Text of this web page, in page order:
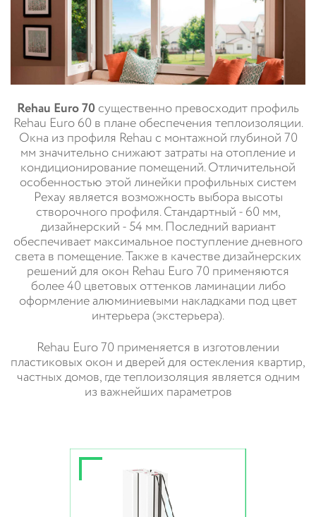
Rehau Euro 70существенно превосходит профиль
Rehau Euro 60 в плане обеспечения теплоизоляции.
Окна из профиля Rehau с монтажной глубиной 70
мм значительно снижают затраты на отопление и
кондиционирование помещений. Отличительной
особенностью этой линейки профильных систем
Рехау является возможность выбора высоты
створочного профиля. Стандартный - 60 мм,
дизайнерский - 54 мм. Последний вариант
обеспечивает максимальное поступление дневного
света в помещение. Также в качестве дизайнерских
решений для окон Rehau Euro 70 применяются
более 40 цветовых оттенков ламинации либо
оформление алюминиевыми накладками под цвет
интерьера (экстерьера).
Rehau Euro 70 применяется в изготовлении
пластиковых окон и дверей для остекления квартир,
частных домов, где теплоизоляция является одним
из важнейших параметров